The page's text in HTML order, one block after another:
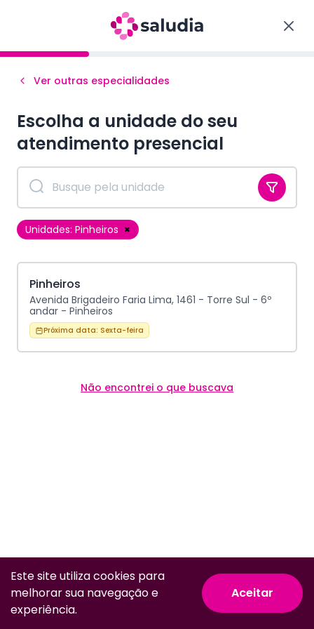
Ver outras especialidades
Escolha a unidade do seu
atendimento presencial
Unidades: Pinheiros ×
Pinheiros
Avenida Brigadeiro Faria Lima, 1461 - Torre Sul - 6º
andar - Pinheiros
Próxima data: Sexta-feira
Não encontrei o que buscava
© Todos os direitos reservados.
Este site utiliza cookies para
melhorar sua navegação e
experiência.
Aceitar